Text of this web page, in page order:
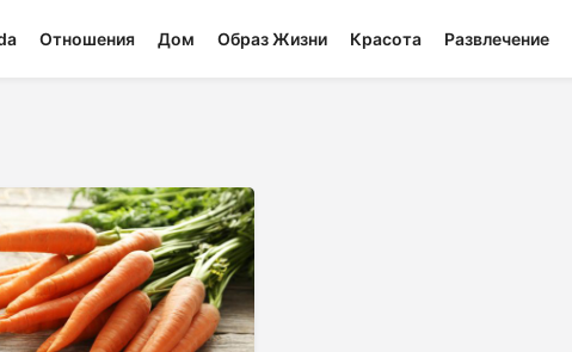
Отношения Дом Образ Жизни Красота Развлечение